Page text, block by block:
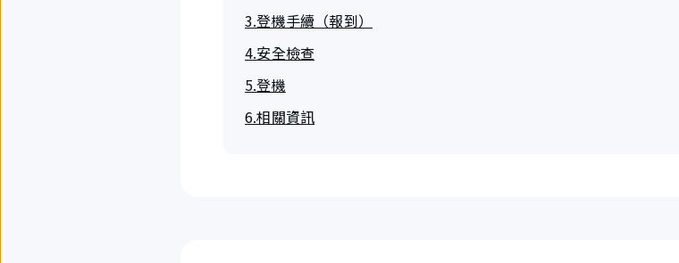
3.登機手續（報到）
4.安全檢查
5.登機
6.相關資訊